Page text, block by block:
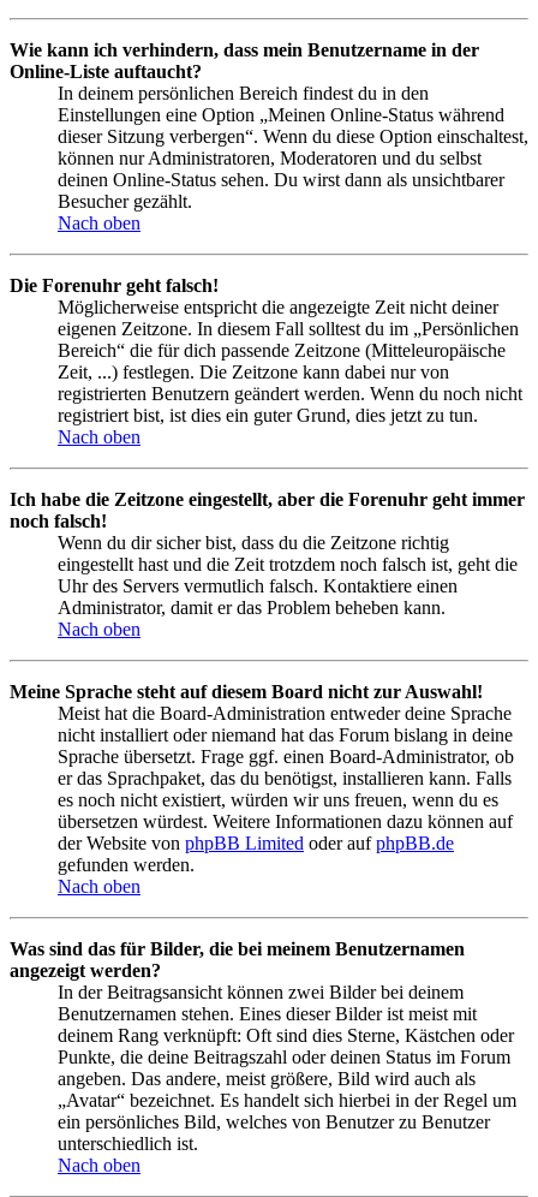
Wie kann ich verhindern, dass mein Benutzername in der
Online-Liste auftaucht?
In deinem persönlichen Bereich findest du in den
Einstellungen eine Option „Meinen Online-Status während
dieser Sitzung verbergen“. Wenn du diese Option einschaltest,
können nur Administratoren, Moderatoren und du selbst
deinen Online-Status sehen. Du wirst dann als unsichtbarer
Besucher gezählt.
Nach oben
Die Forenuhr geht falsch!
Möglicherweise entspricht die angezeigte Zeit nicht deiner
eigenen Zeitzone. In diesem Fall solltest du im „Persönlichen
Bereich“ die für dich passende Zeitzone (Mitteleuropäische
Zeit, ...) festlegen. Die Zeitzone kann dabei nur von
registrierten Benutzern geändert werden. Wenn du noch nicht
registriert bist, ist dies ein guter Grund, dies jetzt zu tun.
Nach oben
Ich habe die Zeitzone eingestellt, aber die Forenuhr geht immer
noch falsch!
Wenn du dir sicher bist, dass du die Zeitzone richtig
eingestellt hast und die Zeit trotzdem noch falsch ist, geht die
Uhr des Servers vermutlich falsch. Kontaktiere einen
Administrator, damit er das Problem beheben kann.
Nach oben
Meine Sprache steht auf diesem Board nicht zur Auswahl!
Meist hat die Board-Administration entweder deine Sprache
nicht installiert oder niemand hat das Forum bislang in deine
Sprache übersetzt. Frage ggf. einen Board-Administrator, ob
er das Sprachpaket, das du benötigst, installieren kann. Falls
es noch nicht existiert, würden wir uns freuen, wenn du es
übersetzen würdest. Weitere Informationen dazu können auf
der Website von phpBB Limited oder aufphpBB.de
gefunden werden.
Nach oben
Was sind das für Bilder, die bei meinem Benutzernamen
angezeigt werden?
In der Beitragsansicht können zwei Bilder bei deinem
Benutzernamen stehen. Eines dieser Bilder ist meist mit
deinem Rang verknüpft: Oft sind dies Sterne, Kästchen oder
Punkte, die deine Beitragszahl oder deinen Status im Forum
angeben. Das andere, meist größere, Bild wird auch als
„Avatar“ bezeichnet. Es handelt sich hierbei in der Regel um
ein persönliches Bild, welches von Benutzer zu Benutzer
unterschiedlich ist.
Nach oben